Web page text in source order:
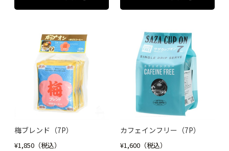
梅ブレンド（7P）
¥1,850（税込）
カフェインフリー（7P）
¥1,600（税込）